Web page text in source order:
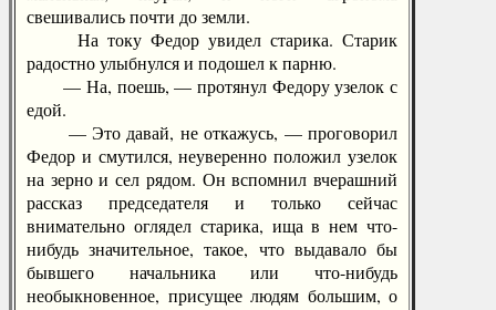
свешивались почти до земли.
На току Федор увидел старика. Старик
радостно улыбнулся и подошел к парню.
— На, поешь, — протянул Федору узелок с
едой.
— Это давай, не откажусь, — проговорил
Федор и смутился, неуверенно положил узелок
на зерно и сел рядом. Он вспомнил вчерашний
рассказ председателя и только сейчас
внимательно оглядел старика, ища в нем что-
нибудь значительное, такое, что выдавало бы
бывшего начальника или что-нибудь
необыкновенное, присущее людям большим, о